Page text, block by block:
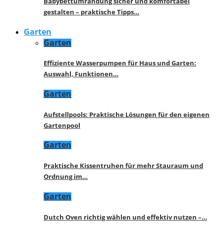
gestalten – praktische Tipps…
Garten
Garten
Effiziente Wasserpumpen für Haus und Garten:
Auswahl, Funktionen…
Garten
Aufstellpools: Praktische Lösungen für den eigenen
Gartenpool
Garten
Praktische Kissentruhen für mehr Stauraum und
Ordnung im…
Garten
Dutch Oven richtig wählen und effektiv nutzen –…